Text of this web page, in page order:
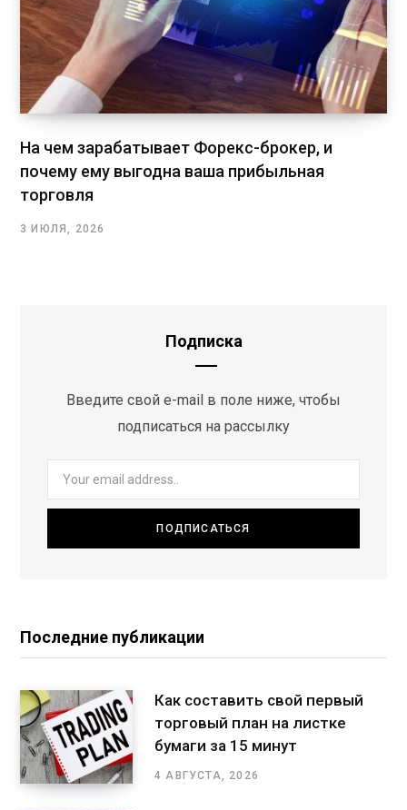
На чем зарабатывает Форекс-брокер, и
почему ему выгодна ваша прибыльная
торговля
3 ИЮЛЯ, 2026
Подписка
Введите свой e-mail в поле ниже, чтобы
подписаться на рассылку
Последние публикации
Как составить свой первый
торговый план на листке
бумаги за 15 минут
4 АВГУСТА, 2026